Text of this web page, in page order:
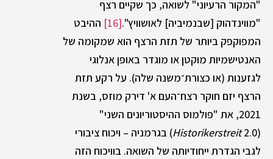
"המקור הרעיוני" לשואה, כך שקיים רצף
"מווינדהוק [שבנמיביה] לאושוויץ".[16]
ההיבט
המפוקפק ביותר של תזת הרצף הוא שמקומה של
האנטישמיות מוקטן או מוגדר באופן אנלוגי
לגזענות (או כצורת־משנה שלה). על רקע תזת
הרצף יזם חוקר רצח־העם א' דירק מוזס, בשנת
2021, את "פולמוס ההיסטוריונים השני"
Historikerstreit2.0) בגרמניה – ויכוח ציבורי
לגבי הגדרת ייחודיותה של השואה. בוויכוח הזה